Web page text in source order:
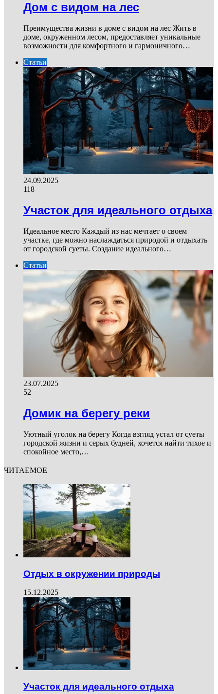
Дом с видом на лес
Преимущества жизни в доме с видом на лес Жить в
доме, окруженном лесом, предоставляет уникальные
возможности для комфортного и гармоничного…
Статьи
24.09.2025
118
Участок для идеального отдыха
Идеальное место Каждый из нас мечтает о своем
участке, где можно наслаждаться природой и отдыхать
от городской суеты. Создание идеального…
Статьи
23.07.2025
52
Домик на берегу реки
Уютный уголок на берегу Когда взгляд устал от суеты
городской жизни и серых будней, хочется найти тихое и
спокойное место,…
ЧИТАЕМОЕ
Отдых в окружении природы
15.12.2025
Участок для идеального отдыха